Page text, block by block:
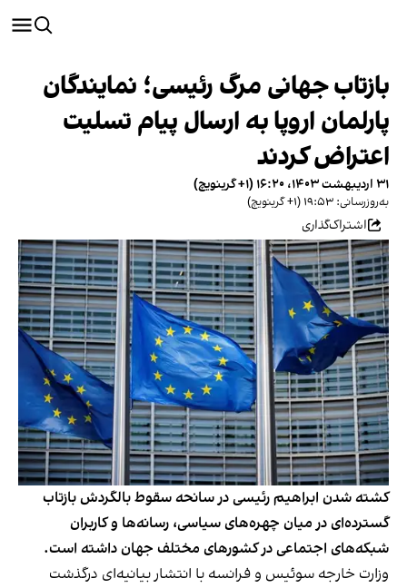
بازتاب جهانی مرگ رئیسی؛ نمایندگان
پارلمان اروپا به ارسال پیام تسلیت
اعتراض کردند
۳۱ اردیبهشت ۱۴۰۳، ۱۶:۲۰ (‎+۱ گرینویچ)
به‌روزرسانی: ۱۹:۵۳ (‎+۱ گرینویچ)
اشتراک‌گذاری
کشته شدن ابراهیم رئیسی در سانحه سقوط بالگردش بازتاب
گسترده‌ای در میان چهره‌های سیاسی، رسانه‌ها و کاربران
شبکه‌های اجتماعی در کشورهای مختلف جهان داشته است.
وزارت خارجه سوئیس و فرانسه با انتشار بیانیه‌ای درگذشت